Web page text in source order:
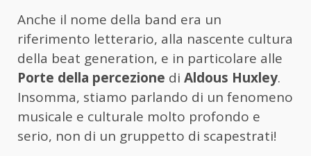
Anche il nome della band era un
riferimento letterario, alla nascente cultura
della beat generation, e in particolare alle
Porte della percezione di Aldous Huxley.
Insomma, stiamo parlando di un fenomeno
musicale e culturale molto profondo e
serio, non di un gruppetto di scapestrati!